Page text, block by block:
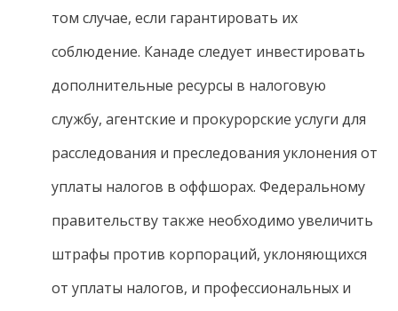
том случае, если гарантировать их
соблюдение. Канаде следует инвестировать
дополнительные ресурсы в налоговую
службу, агентские и прокурорские услуги для
расследования и преследования уклонения от
уплаты налогов в оффшорах. Федеральному
правительству также необходимо увеличить
штрафы против корпораций, уклоняющихся
от уплаты налогов, и профессиональных и